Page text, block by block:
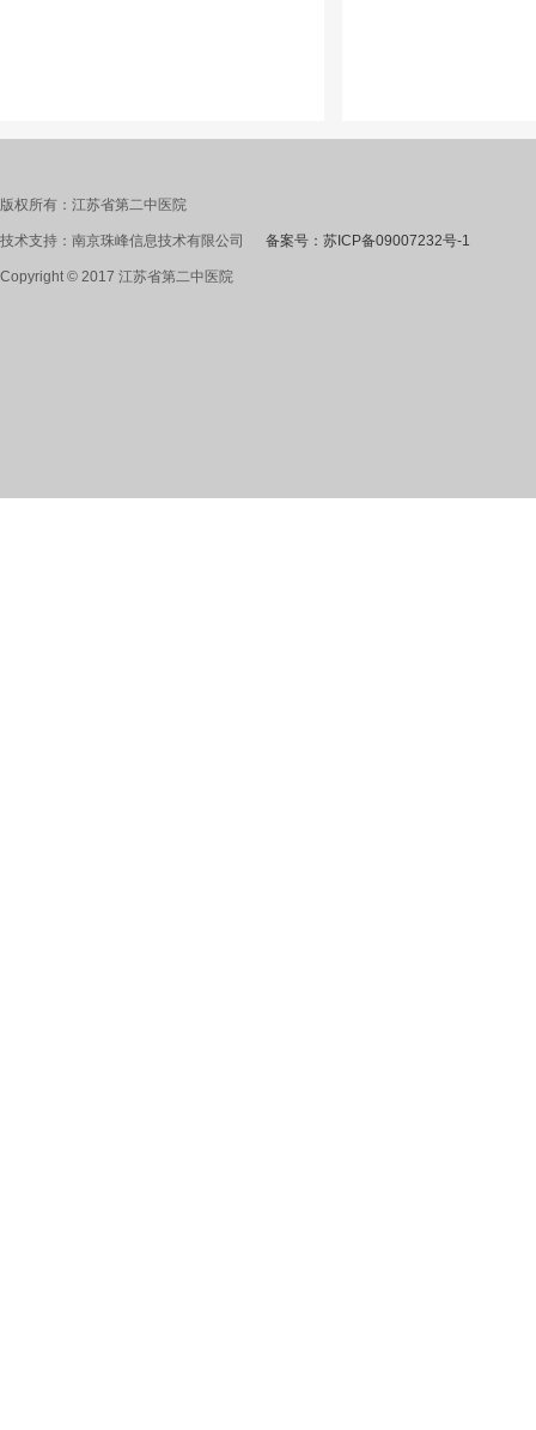
版权所有：江苏省第二中医院
技术支持：南京珠峰信息技术有限公司 备案号：苏ICP备09007232号-1
Copyright © 2017 江苏省第二中医院